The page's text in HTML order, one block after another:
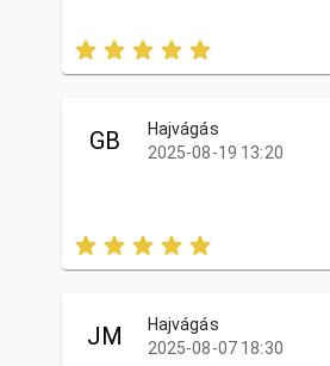
GB
Hajvágás
2025-08-19 13:20
JM
Hajvágás
2025-08-07 18:30